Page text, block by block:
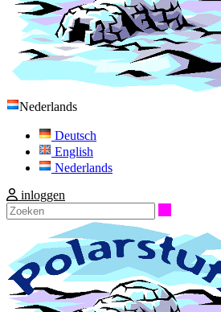
Nederlands
Deutsch
English
Nederlands
inloggen